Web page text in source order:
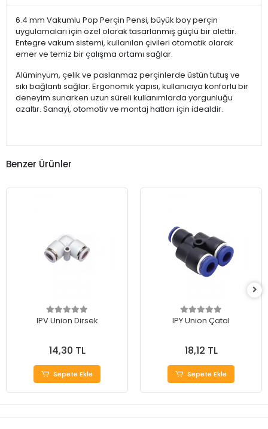
6.4 mm Vakumlu Pop Perçin Pensi, büyük boy perçin
uygulamaları için özel olarak tasarlanmış güçlü bir alettir.
Entegre vakum sistemi, kullanılan çivileri otomatik olarak
emer ve temiz bir çalışma ortamı sağlar.
Alüminyum, çelik ve paslanmaz perçinlerde üstün tutuş ve
sıkı bağlantı sağlar. Ergonomik yapısı, kullanıcıya konforlu bir
deneyim sunarken uzun süreli kullanımlarda yorgunluğu
azaltır. Sanayi, otomotiv ve montaj hatları için idealdir.
Benzer Ürünler
IPV Union Dirsek
14,30 TL
Sepete Ekle
IPY Union Çatal
18,12 TL
Sepete Ekle